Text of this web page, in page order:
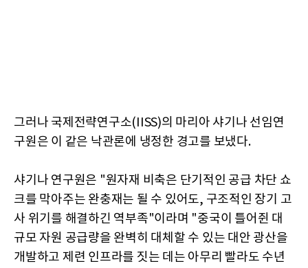
그러나 국제전략연구소(IISS)의 마리아 샤기나 선임연
구원은 이 같은 낙관론에 냉정한 경고를 보냈다.
샤기나 연구원은 "원자재 비축은 단기적인 공급 차단 쇼
크를 막아주는 완충재는 될 수 있어도, 구조적인 장기 고
사 위기를 해결하긴 역부족"이라며 "중국이 틀어쥔 대
규모 자원 공급량을 완벽히 대체할 수 있는 대안 광산을
개발하고 제련 인프라를 짓는 데는 아무리 빨라도 수년